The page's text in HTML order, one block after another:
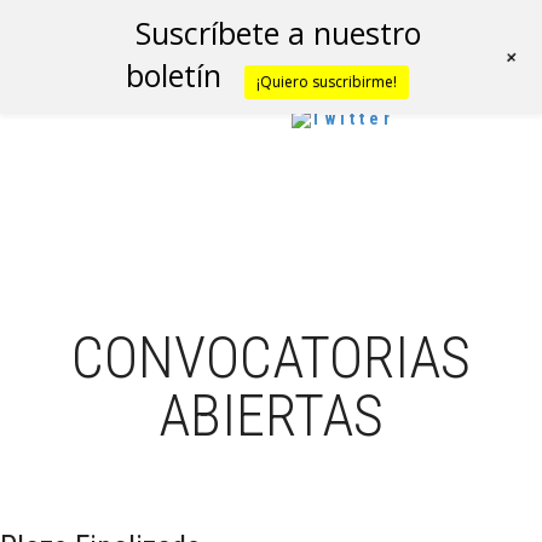
CONVOCATORIAS
ABIERTAS
Suscríbete a nuestro
boletín
¡Quiero suscribirme!
+